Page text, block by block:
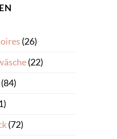
(26)
(22)
(84)
(72)